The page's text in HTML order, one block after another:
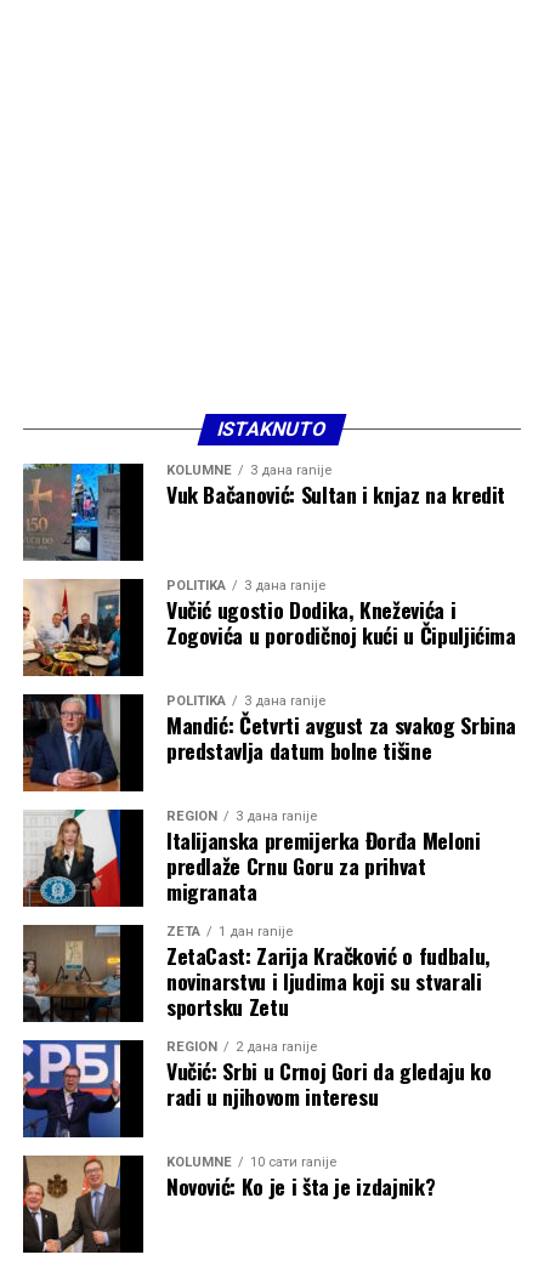
ISTAKNUTO
KOLUMNE 3 дана ranije
Vuk Bačanović: Sultan i knjaz na kredit
POLITIKA 3 дана ranije
Vučić ugostio Dodika, Kneževića i
Zogovića u porodičnoj kući u Čipuljićima
POLITIKA 3 дана ranije
Mandić: Četvrti avgust za svakog Srbina
predstavlja datum bolne tišine
REGION 3 дана ranije
Italijanska premijerka Đorđa Meloni
predlaže Crnu Goru za prihvat
migranata
ZETA 1 дан ranije
ZetaCast: Zarija Kračković o fudbalu,
novinarstvu i ljudima koji su stvarali
sportsku Zetu
REGION 2 дана ranije
Vučić: Srbi u Crnoj Gori da gledaju ko
radi u njihovom interesu
KOLUMNE 10 сати ranije
Novović: Ko je i šta je izdajnik?